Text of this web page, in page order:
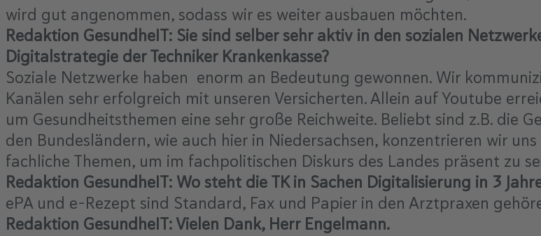
wird gut angenommen, sodass wir es weiter ausbauen möchten.
Redaktion GesundheIT: Sie sind selber sehr aktiv in den sozialen
Digitalstrategie der Techniker Krankenkasse?
Soziale Netzwerke haben enorm an Bedeutung gewonnen. Wir
Kanälen sehr erfolgreich mit unseren Versicherten. Allein auf Youtube
um Gesundheitsthemen eine sehr große Reichweite. Beliebt sind z.B. die
den Bundesländern, wie auch hier in Niedersachsen, konzentrieren wir
fachliche Themen, um im fachpolitischen Diskurs des Landes präsent zu
Redaktion GesundheIT: Wo steht die TK in Sachen Digitalisierung in 3
ePA und e-Rezept sind Standard, Fax und Papier in den Arztpraxen
Redaktion GesundheIT: Vielen Dank, Herr Engelmann.